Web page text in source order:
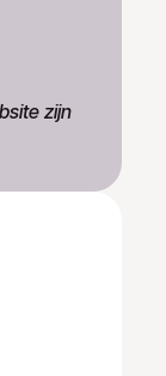
zijn